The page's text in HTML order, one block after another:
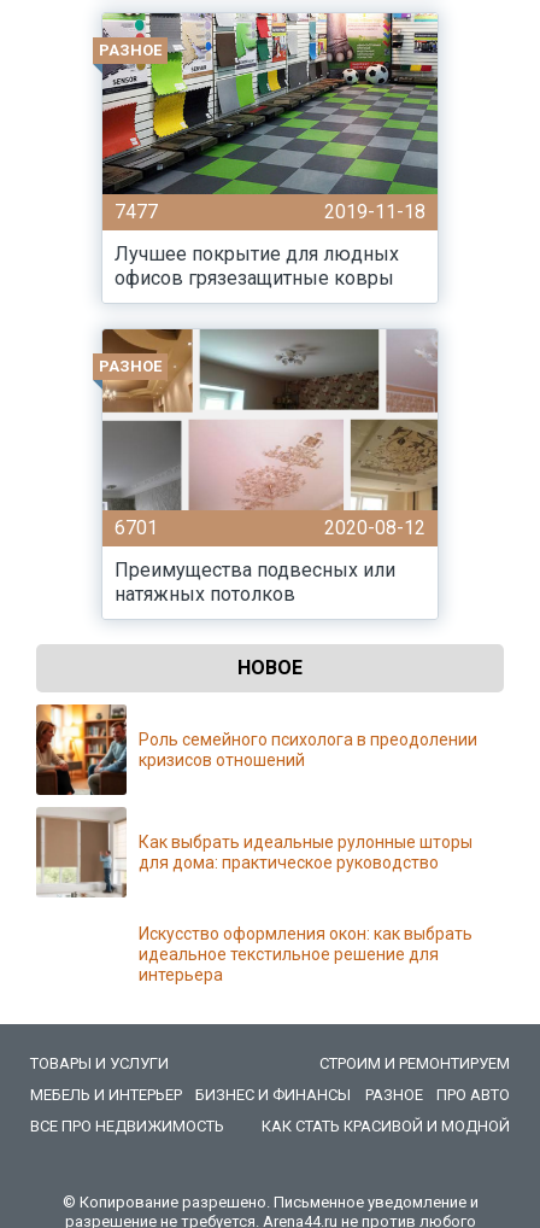
РАЗНОЕ
7477
2019-11-18
Лучшее покрытие для людных
офисов грязезащитные ковры
РАЗНОЕ
6701
2020-08-12
Преимущества подвесных или
натяжных потолков
НОВОЕ
Роль семейного психолога в преодолении
кризисов отношений
Как выбрать идеальные рулонные шторы
для дома: практическое руководство
Искусство оформления окон: как выбрать
идеальное текстильное решение для
интерьера
ТОВАРЫ И УСЛУГИ
СТРОИМ И РЕМОНТИРУЕМ
МЕБЕЛЬ И ИНТЕРЬЕР
БИЗНЕС И ФИНАНСЫ РАЗНОЕ
ПРО АВТО
ВСЕ ПРО НЕДВИЖИМОСТЬ
КАК СТАТЬ КРАСИВОЙ И МОДНОЙ
© Копирование разрешено. Письменное уведомление и
разрешение не требуется. Arena44.ru не против любого